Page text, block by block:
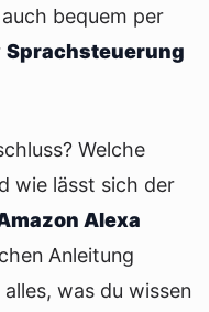
bequem per
Sprachsteuerung
Welche
wie lässt sich der
Alexa
Anleitung
was du wissen